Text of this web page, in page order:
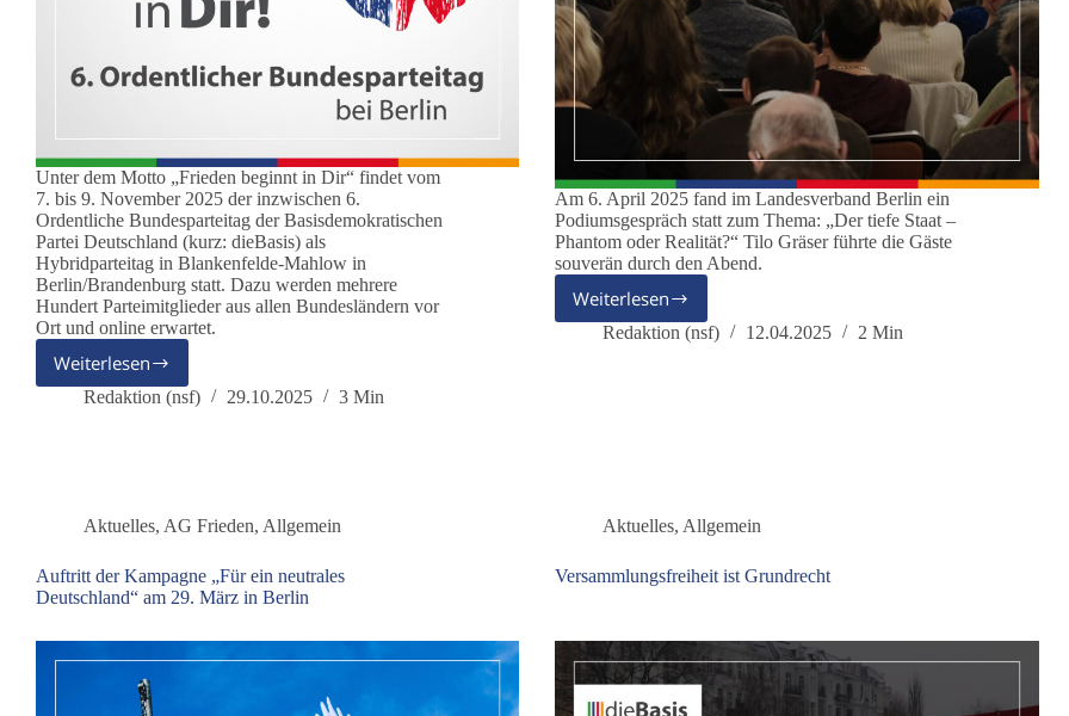
Unter dem Motto „Frieden beginnt in Dir“ findet vom
7. bis 9. November 2025 der inzwischen 6.
Ordentliche Bundesparteitag der Basisdemokratischen
Partei Deutschland (kurz: dieBasis) als
Hybridparteitag in Blankenfelde-Mahlow in
Berlin/Brandenburg statt. Dazu werden mehrere
Hundert Parteimitglieder aus allen Bundesländern vor
Ort und online erwartet.
Weiterlesen
6.
Ordentlicher
in
Blankenfelde-
Mahlow
Redaktion (nsf) 29.10.2025 3 Min
Am 6. April 2025 fand im Landesverband Berlin ein
Podiumsgespräch statt zum Thema: „Der tiefe Staat –
Phantom oder Realität?“ Tilo Gräser führte die Gäste
souverän durch den Abend.
Weiterlesen
Tiefer
Staat
Redaktion (nsf) 12.04.2025 2 Min
Aktuelles, AG Frieden, Allgemein
Auftritt der Kampagne „Für ein neutrales
Deutschland“ am 29. März in Berlin
Aktuelles,Allgemein
Versammlungsfreiheit ist Grundrecht